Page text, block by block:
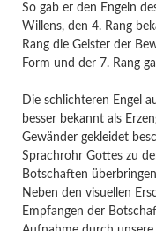
So gab er den Engeln
Willens, den 4. Rang
Rang die Geister der
Form und der 7. Rang
Die schlichteren Engel
besser bekannt als
Gewänder gekleidet
Sprachrohr Gottes zu
Botschaften
Neben den visuellen
Empfangen der